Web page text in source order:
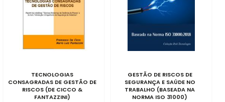
TECNOLOGIAS
CONSAGRADAS DE GESTÃO DE
RISCOS (DE CICCO &
FANTAZZINI)
GESTÃO DE RISCOS DE
SEGURANÇA E SAÚDE NO
TRABALHO (BASEADA NA
NORMA ISO 31000)